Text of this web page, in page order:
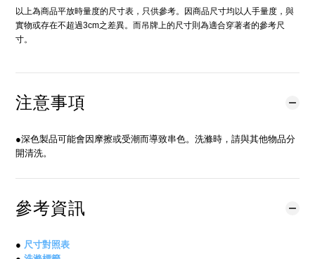
以上為商品平放時量度的尺寸表，只供參考。因商品尺寸均以人手量度，與
實物或存在不超過3cm之差異。而吊牌上的尺寸則為適合穿著者的參考尺
寸。
注意事項
●深色製品可能會因摩擦或受潮而導致串色。洗滌時，請與其他物品分
開清洗。
參考資訊
● 尺寸對照表